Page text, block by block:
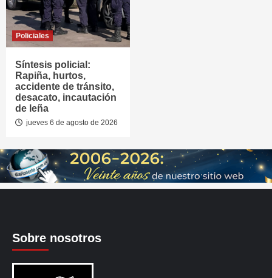
Policiales
Síntesis policial:
Rapiña, hurtos,
accidente de tránsito,
desacato, incautación
de leña
jueves 6 de agosto de 2026
Sobre nosotros